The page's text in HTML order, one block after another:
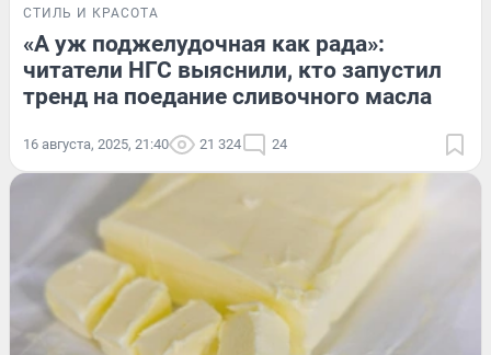
СТИЛЬ И КРАСОТА
«А уж поджелудочная как рада»:
читатели НГС выяснили, кто запустил
тренд на поедание сливочного масла
16 августа, 2025, 21:40 21 324 24